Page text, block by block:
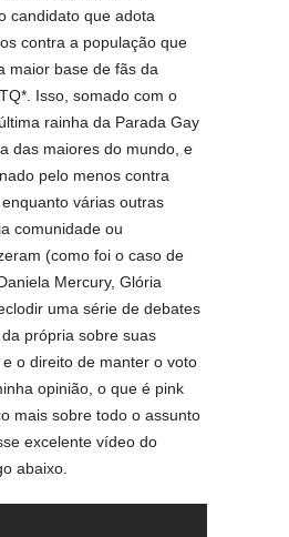
candidato que adota
contra a população que
maior base de fãs da
Isso, somado com o
rainha da Parada Gay
das maiores do mundo, e
pelo menos contra
várias outras
comunidade ou
(como foi o caso de
Mercury, Glória
uma série de debates
própria sobre suas
o direito de manter o voto
opinião, o que é pink
mais sobre todo o assunto
excelente vídeo do
abaixo.